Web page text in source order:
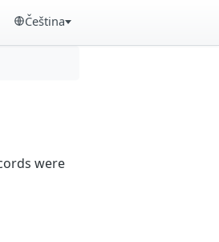
Čeština
were